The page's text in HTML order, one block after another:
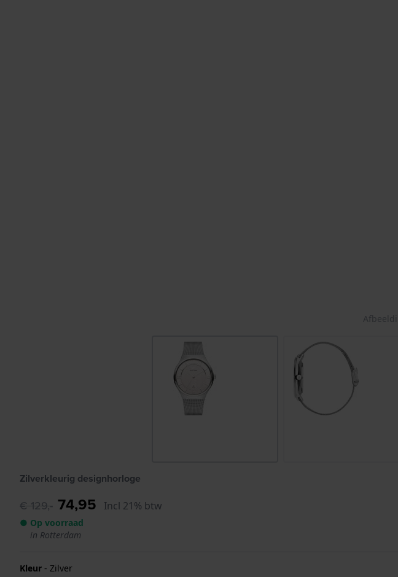
Zilverkleurig designhorloge
€ 129,- 74,95 Incl 21% btw
● Op voorraad
in Rotterdam
Kleur - Zilver